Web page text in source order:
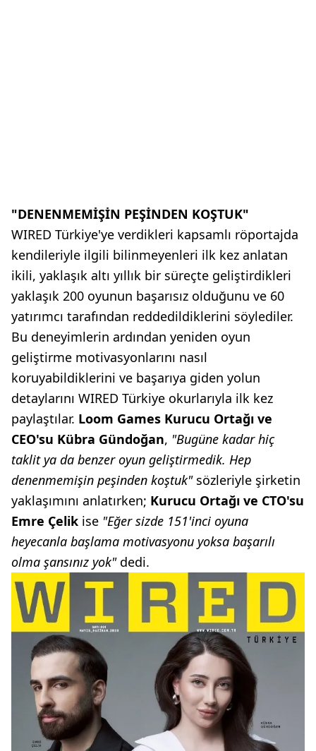
"DENENMEMİŞİN PEŞİNDEN KOŞTUK"
WIRED Türkiye'ye verdikleri kapsamlı röportajda
kendileriyle ilgili bilinmeyenleri ilk kez anlatan
ikili, yaklaşık altı yıllık bir süreçte geliştirdikleri
yaklaşık 200 oyunun başarısız olduğunu ve 60
yatırımcı tarafından reddedildiklerini söylediler.
Bu deneyimlerin ardından yeniden oyun
geliştirme motivasyonlarını nasıl
koruyabildiklerini ve başarıya giden yolun
detaylarını WIRED Türkiye okurlarıyla ilk kez
paylaştılar. Loom Games Kurucu Ortağı ve
CEO'su Kübra Gündoğan, "Bugüne kadar hiç
taklit ya da benzer oyun geliştirmedik. Hep
denenmemişin peşinden koştuk"sözleriyle şirketin
yaklaşımını anlatırken; Kurucu Ortağı ve CTO'su
Emre Çelik ise "Eğer sizde 151'inci oyuna
heyecanla başlama motivasyonu yoksa başarılı
olma şansınız yok"dedi.